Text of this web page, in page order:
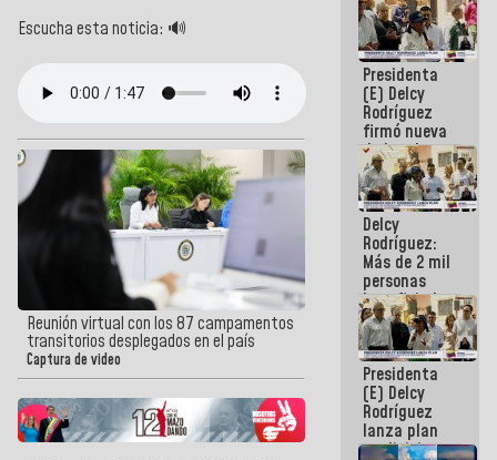
Escucha esta noticia: 🔊
Reunión virtual con los 87 campamentos
transitorios desplegados en el país
Captura de video
Presidenta
(E) Delcy
Rodríguez
firmó nueva
de Ley de
Arrendamiento
aprobada
por la AN
Delcy
Rodríguez:
Más de 2 mil
personas
beneficiadas
con planes
para
atención de
emergencia
sísmica en
la última
semana
Presidenta
(E) Delcy
Rodríguez
lanza plan
crediticio